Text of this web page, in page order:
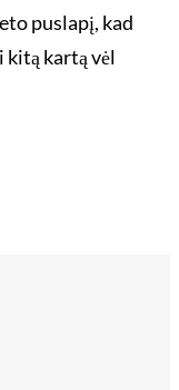
puslapį, kad
kitą kartą vėl